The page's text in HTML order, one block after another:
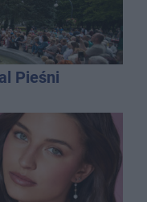
Pieśni